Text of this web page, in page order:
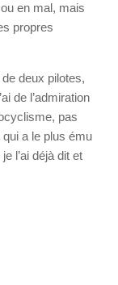
en mal, mais
propres
deux pilotes,
de l’admiration
pas
a le plus ému
l’ai déjà dit et